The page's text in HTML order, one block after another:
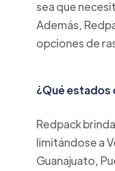
sea que
Además,
opciones de
¿Qué estados
Redpack
limitándose a
Guanajuato,